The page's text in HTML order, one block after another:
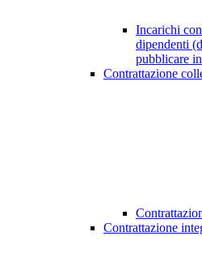
Incarichi
dipendenti
pubblicare
Contrattazione
Contrattazione